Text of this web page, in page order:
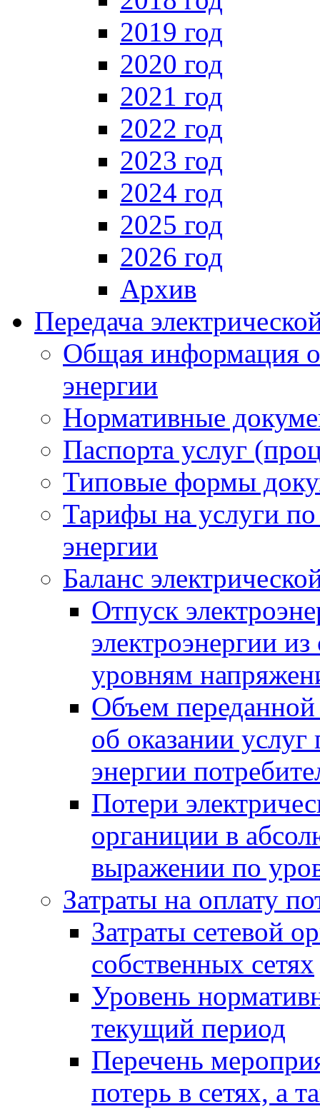
2019 год
2020 год
2021 год
2022 год
2023 год
2024 год
2025 год
2026 год
Архив
Передача
Общая информация о
энергии
Нормативные
Паспорта услуг
Типовые формы
Тарифы на услуги по
энергии
Баланс
Отпуск
электроэнергии
уровням
Объем переданной
об оказании услуг
энергии
Потери
органиции в
выражении по
Затраты на оплату
Затраты сетевой
собственных сетях
Уровень
текущий период
Перечень
потерь в сетях, а